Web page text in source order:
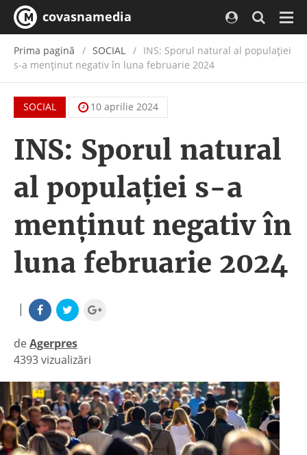
covasnamedia
Prima pagină SOCIAL
INS: Sporul natural al populaţiei
s-a menţinut negativ în luna februarie 2024
SOCIAL 10 aprilie 2024
INS: Sporul natural
al populaţiei s-a
menţinut negativ în
luna februarie 2024
|
deAgerpres
|
4393 vizualizări